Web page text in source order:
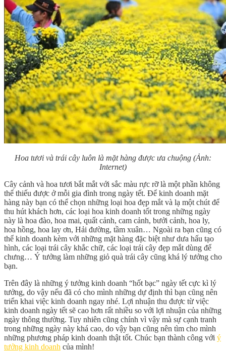
Hoa tươi và trái cây luôn là mặt hàng được ưa chuộng (Ảnh:
Internet)
Cây cảnh và hoa tươi bắt mắt với sắc màu rực rỡ là một phần không
thể thiếu được ở mỗi gia đình trong ngày tết. Để kinh doanh mặt
hàng này bạn có thể chọn những loại hoa đẹp mắt và lạ một chút để
thu hút khách hơn, các loại hoa kinh doanh tốt trong những ngày
này là hoa đào, hoa mai, quất cảnh, cam cảnh, bưởi cảnh, hoa ly,
hoa hồng, hoa lay ơn, Hải đường, tầm xuân… Ngoài ra bạn cũng có
thể kinh doanh kèm với những mặt hàng đặc biệt như dưa hấu tạo
hình, các loại trái cây khắc chữ, các loại trái cây đẹp mắt dùng để
chưng… Ý tưởng làm những giỏ quà trái cây cũng khá lý tưởng cho
bạn.
Trên đây là những ý tưởng kinh doanh “hốt bạc” ngày tết cực kì lý
tưởng, do vậy nếu đã có cho mình những dự định thì bạn cũng nên
triển khai việc kinh doanh ngay nhé. Lợi nhuận thu được từ việc
kinh doanh ngày tết sẽ cao hơn rất nhiều so với lợi nhuận của những
ngày thông thường. Tuy nhiên cũng chính vì vậy mà sự cạnh tranh
trong những ngày này khá cao, do vậy bạn cũng nên tìm cho mình
những phương pháp kinh doanh thật tốt. Chúc bạn thành công với ý
tưởng kinh doanh của mình!